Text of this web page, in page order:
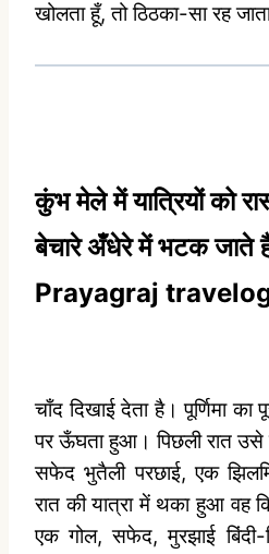
खोलता हूँ, तो ठिठका-सा रह
कुंभ मेले में यात्रियों को
बेचारे अँधेरे में भटक
Prayagraj
चाँद दिखाई देता है। पूर्णिमा का
पर ऊँघता हुआ। पिछली रात
सफेद भुतैली परछाई, एक
रात की यात्रा में थका हुआ वह
एक गोल, सफेद, मुरझाई